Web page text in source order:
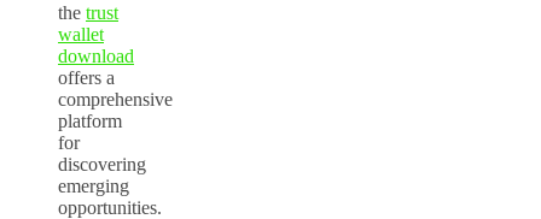
the trust
wallet
download
offers a
comprehensive
platform
for
discovering
emerging
opportunities.